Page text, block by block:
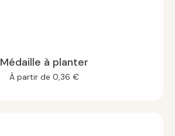
Médaille à planter
À partir de 0,36 €